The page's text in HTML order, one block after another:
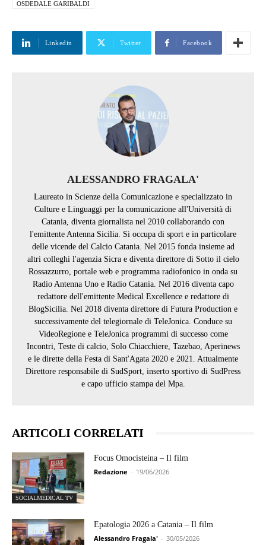
OSDEDALE GARIBALDI
Linkedin Twitter Facebook
ALESSANDRO FRAGALA'
Laureato in Scienze della Comunicazione e specializzato in
Culture e Linguaggi per la comunicazione all'Università di
Catania, diventa giornalista nel 2010 collaborando con
l'emittente Antenna Sicilia. Si occupa di sport e in particolare
delle vicende del Calcio Catania. Nel 2015 fonda insieme ad
altri colleghi l'agenzia Sicra e diventa direttore di Sotto il cielo
Rossazzurro, portale web e programma radiofonico in onda su
Radio Antenna Uno e Radio Catania. Nel 2016 diventa capo
redattore dell'emittente Medical Excellence e redattore di
BlogSicilia. Nel 2018 diventa direttore di Futura Production e
successivamente del telegiornale di TeleJonica. Conduce su
VideoRegione e TeleJonica programmi di successo come
Incontri, Teste di calcio, Solo Chiacchiere, Tazebao, Aperinews
e le dirette della Festa di Sant'Agata 2020 e 2021. Attualmente
Direttore responsabile di SudSport, inserto sportivo di SudPress
e capo ufficio stampa del Mpa.
ARTICOLI CORRELATI
SOCIALMEDICAL TV
Focus Omocisteina – Il film
Redazione - 19/06/2026
Epatologia 2026 a Catania – Il film
Alessandro Fragala' - 30/05/2026